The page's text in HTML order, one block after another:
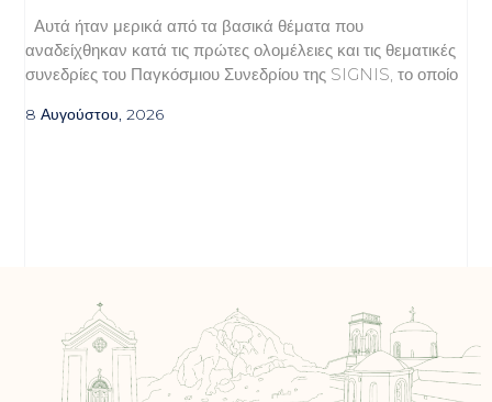
Αυτά ήταν μερικά από τα βασικά θέματα που
αναδείχθηκαν κατά τις πρώτες ολομέλειες και τις θεματικές
συνεδρίες του Παγκόσμιου Συνεδρίου της SIGNIS, το οποίο
8 Αυγούστου, 2026